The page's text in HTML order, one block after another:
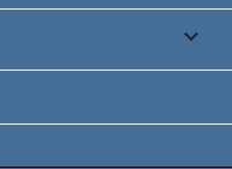
